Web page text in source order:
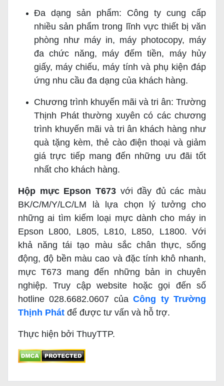
Đa dạng sản phẩm: Công ty cung cấp
nhiều sản phẩm trong lĩnh vực thiết bị văn
phòng như máy in, máy photocopy, máy
đa chức năng, máy đếm tiền, máy hủy
giấy, máy chiếu, máy tính và phụ kiện đáp
ứng nhu cầu đa dạng của khách hàng.
Chương trình khuyến mãi và tri ân: Trường
Thịnh Phát thường xuyên có các chương
trình khuyến mãi và tri ân khách hàng như
quà tặng kèm, thẻ cào điện thoại và giảm
giá trực tiếp mang đến những ưu đãi tốt
nhất cho khách hàng.
Hộp mực Epson T673với đầy đủ các màu
BK/C/M/Y/LC/LM là lựa chọn lý tưởng cho
những ai tìm kiếm loại mực dành cho máy in
Epson L800, L805, L810, L850, L1800. Với
khả năng tái tạo màu sắc chân thực, sống
động, độ bền màu cao và đặc tính khô nhanh,
mực T673 mang đến những bản in chuyên
nghiệp. Truy cập website hoặc gọi đến số
hotline 028.6682.0607 củaCông ty Trường
Thịnh Phát để được tư vấn và hỗ trợ.
Thực hiện bởi ThuyTTP.